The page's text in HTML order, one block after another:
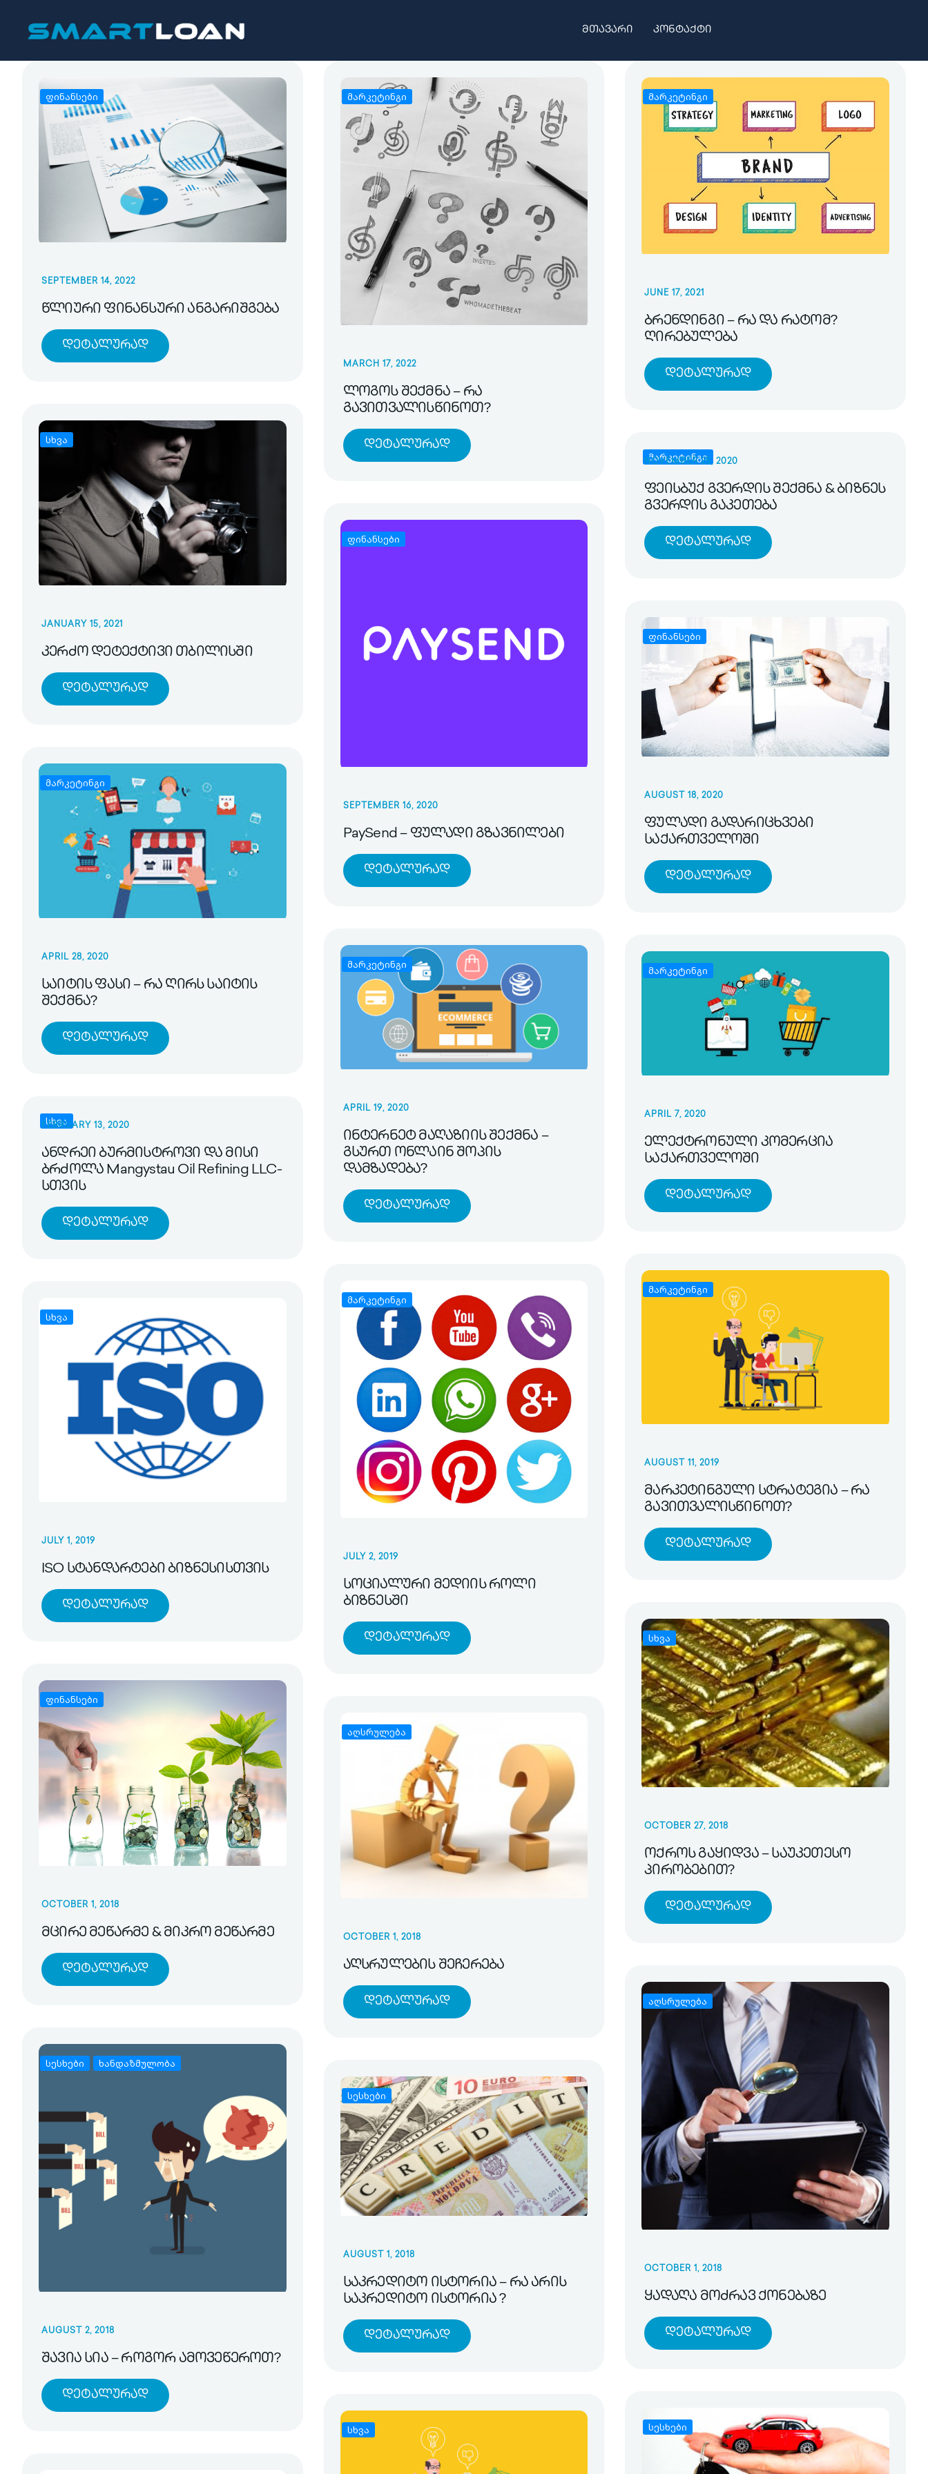
მთავარი კონტაქტი
ფინანსები
SEPTEMBER 14, 2022
წლიური ფინანსური ანგარიშგება
Დეტალურად
მარკეტინგი
MARCH 17, 2022
ლოგოს შექმნა – რა
გავითვალისწინოთ?
Დეტალურად
მარკეტინგი
JUNE 17, 2021
ბრენდინგი – რა და რატომ?
ღირებულება
Დეტალურად
სხვა
JANUARY 15, 2021
კერძო დეტექტივი თბილისში
Დეტალურად
მარკეტინგი
NOVEMBER 25, 2020
ფეისბუქ გვერდის შექმნა & ბიზნეს
გვერდის გაკეთება
Დეტალურად
ფინანსები
SEPTEMBER 16, 2020
PaySend – ფულადი გზავნილები
Დეტალურად
ფინანსები
AUGUST 18, 2020
ფულადი გადარიცხვები
საქართველოში
Დეტალურად
მარკეტინგი
APRIL 28, 2020
საიტის ფასი – რა ღირს საიტის
შექმნა?
Დეტალურად
მარკეტინგი
APRIL 19, 2020
ინტერნეტ მაღაზიის შექმნა –
გსურთ ონლაინ შოპის
დამზადება?
Დეტალურად
მარკეტინგი
APRIL 7, 2020
ელექტრონული კომერცია
საქართველოში
Დეტალურად
სხვა
FEBRUARY 13, 2020
ანდრეი ბურმისტროვი და მისი
ბრძოლა Mangystau Oil Refining LLC-
სთვის
Დეტალურად
მარკეტინგი
AUGUST 11, 2019
მარკეტინგული სტრატეგია – რა
გავითვალისწინოთ?
Დეტალურად
მარკეტინგი
JULY 2, 2019
სოციალური მედიის როლი
ბიზნესში
Დეტალურად
სხვა
JULY 1, 2019
ISO სტანდარტები ბიზნესისთვის
Დეტალურად
სხვა
OCTOBER 27, 2018
ოქროს გაყიდვა – საუკეთესო
პირობებით?
Დეტალურად
ფინანსები
OCTOBER 1, 2018
მცირე მეწარმე & მიკრო მეწარმე
Დეტალურად
აღსრულება
OCTOBER 1, 2018
აღსრულების შეჩერება
Დეტალურად აღსრულება
OCTOBER 1, 2018
ყადაღა მოძრავ ქონებაზე
Დეტალურად
სესხები ხანდაზმულობა
AUGUST 2, 2018
შავია სია – როგორ ამოვეწეროთ?
Დეტალურად
სესხები
AUGUST 1, 2018
საკრედიტო ისტორია – რა არის
საკრედიტო ისტორია ?
Დეტალურად
სესხები
სხვა